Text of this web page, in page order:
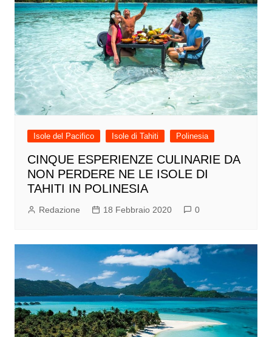
Isole del Pacifico Isole di Tahiti Polinesia
CINQUE ESPERIENZE CULINARIE DA
NON PERDERE NE LE ISOLE DI
TAHITI IN POLINESIA
Redazione 18 Febbraio 2020 0